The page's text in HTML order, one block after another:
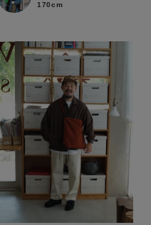
170cm